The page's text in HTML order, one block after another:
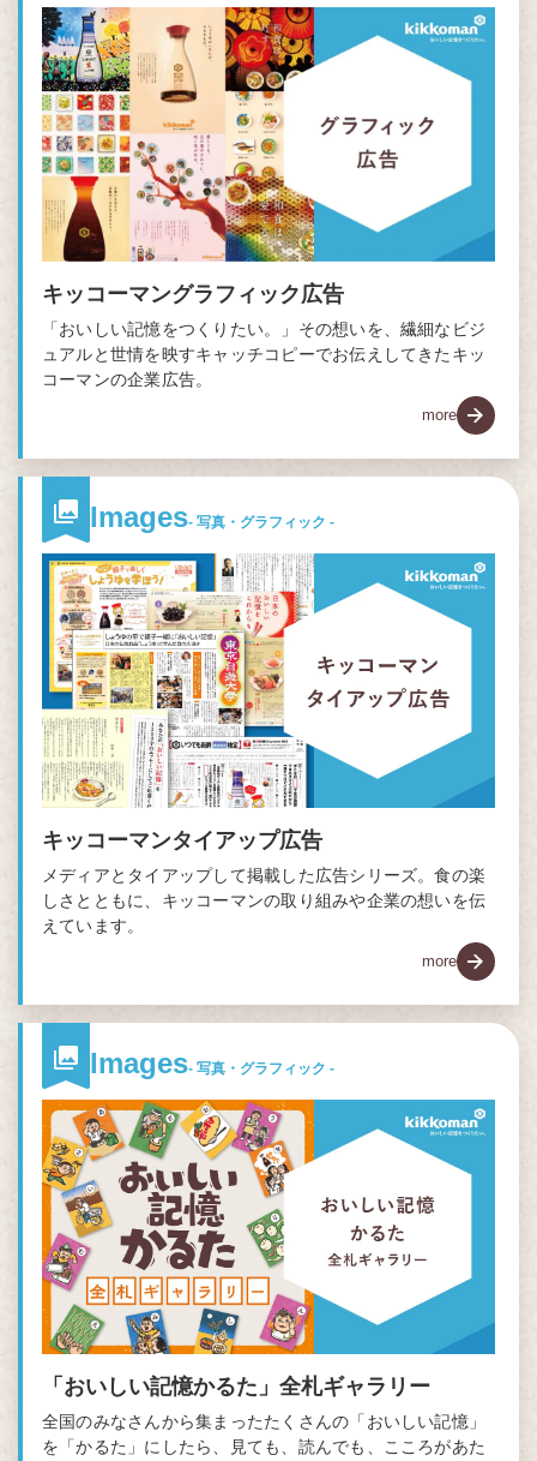
キッコーマングラフィック広告
「おいしい記憶をつくりたい。」その想いを、繊細なビジ
ュアルと世情を映すキャッチコピーでお伝えしてきたキッ
コーマンの企業広告。
more
Images- 写真・グラフィック -
キッコーマンタイアップ広告
メディアとタイアップして掲載した広告シリーズ。食の楽
しさとともに、キッコーマンの取り組みや企業の想いを伝
えています。
more
Images- 写真・グラフィック -
「おいしい記憶かるた」全札ギャラリー
全国のみなさんから集まったたくさんの「おいしい記憶」
を「かるた」にしたら、見ても、読んでも、こころがあた